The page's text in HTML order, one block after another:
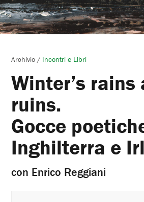
Archivio / Incontri e Libri
Winter’s rains
ruins.
Gocce
Inghilterra e
con Enrico Reggiani